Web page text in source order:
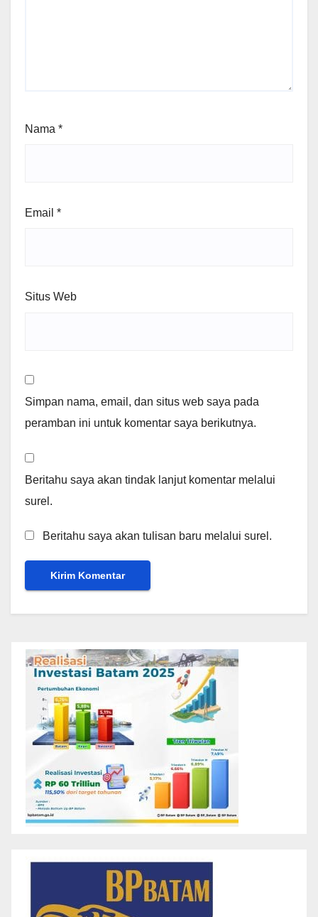
Nama *
Email *
Situs Web
Simpan nama, email, dan situs web saya pada
peramban ini untuk komentar saya berikutnya.
Beritahu saya akan tindak lanjut komentar melalui
surel.
Beritahu saya akan tulisan baru melalui surel.